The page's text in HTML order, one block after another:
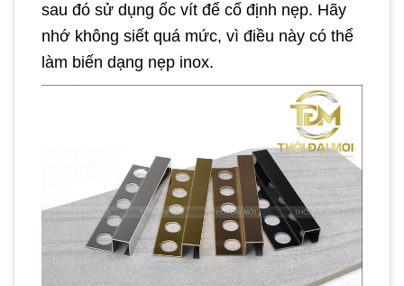
sau đó sử dụng ốc vít để cố định nẹp. Hãy
nhớ không siết quá mức, vì điều này có thể
làm biến dạng nẹp inox.